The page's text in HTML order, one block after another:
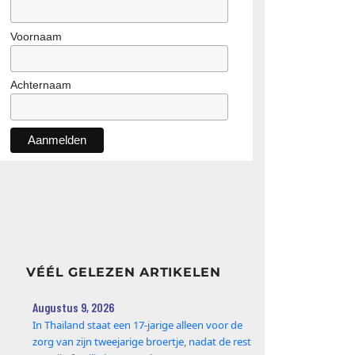
Voornaam
Achternaam
VÉÉL GELEZEN ARTIKELEN
Augustus 9, 2026
In Thailand staat een 17‑jarige alleen voor de
zorg van zijn tweejarige broertje, nadat de rest